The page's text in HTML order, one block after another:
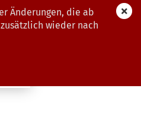
Änderungen, die ab
wieder nach